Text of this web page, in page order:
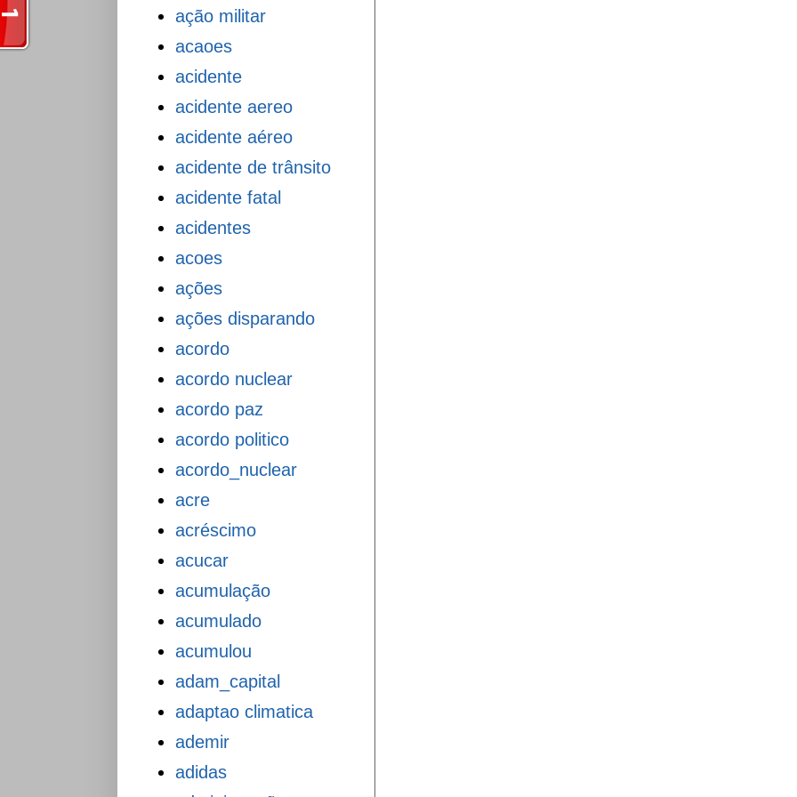
ação militar
acaoes
acidente
acidente aereo
acidente aéreo
acidente de trânsito
acidente fatal
acidentes
acoes
ações
ações disparando
acordo
acordo nuclear
acordo paz
acordo politico
acordo_nuclear
acre
acréscimo
acucar
acumulação
acumulado
acumulou
adam_capital
adaptao climatica
ademir
adidas